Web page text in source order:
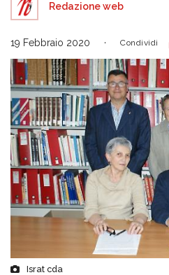
Redazione web
19 Febbraio 2020 Condividi
Israt cda